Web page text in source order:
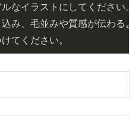
なイラストにしてください。
み、毛並みや質感が伝わるよ
てください。